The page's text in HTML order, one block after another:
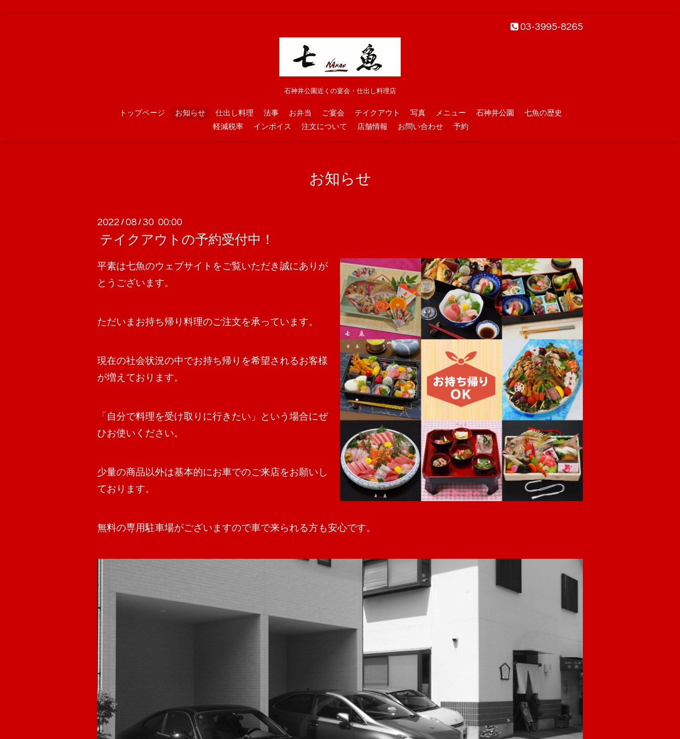
03-3995-8265
石神井公園近くの宴会・仕出し料理店
トップページ お知らせ 仕出し料理 法事 お弁当 ご宴会 テイクアウト 写真 メニュー 石神井公園
七魚の歴史
軽減税率
インボイス 注文について 店舗情報 お問い合わせ 予約
お知らせ
2022 / 08 /30 00:00
テイクアウトの予約受付中！
平素は七魚のウェブサイトをご覧いただき誠にありが
とうございます。
ただいまお持ち帰り料理のご注文を承っています。
現在の社会状況の中でお持ち帰りを希望されるお客様
が増えております。
「自分で料理を受け取りに行きたい」という場合にぜ
ひお使いください。
少量の商品以外は基本的にお車でのご来店をお願いし
ております。
無料の専用駐車場がございますので車で来られる方も安心です。